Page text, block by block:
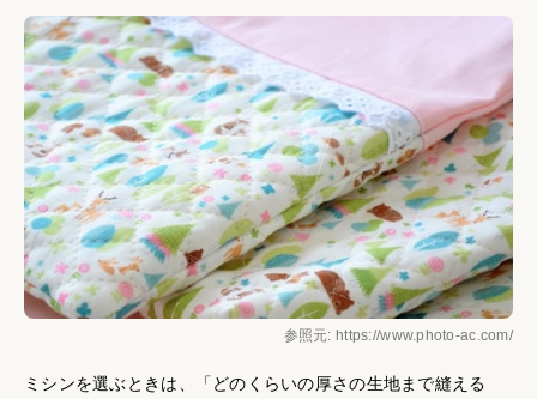
参照元: https://www.photo-ac.com/
ミシンを選ぶときは、「どのくらいの厚さの生地まで縫える